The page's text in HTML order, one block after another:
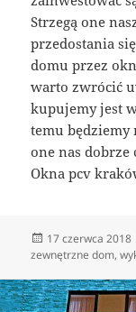
Strzegą one
przedostania
domu przez
warto zwrócić
kupujemy jest
temu będziemy
one nas
Okna pcv
Data
publikacji
17 czerwca 2018
zewnętrzne dom,